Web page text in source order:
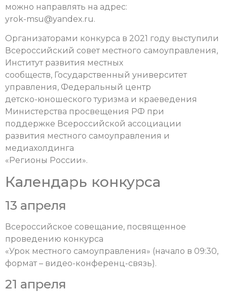
можно направлять на адрес:
yrok-msu@yandex.ru.
Организаторами конкурса в 2021 году выступили
Всероссийский совет местного самоуправления,
Институт развития местных
сообществ, Государственный университет
управления, Федеральный центр
детско-юношеского туризма и краеведения
Министерства просвещения РФ при
поддержке Всероссийской ассоциации
развития местного самоуправления и
медиахолдинга
«Регионы России».
Календарь конкурса
13 апреля
Всероссийское совещание, посвященное
проведению конкурса
«Урок местного самоуправления» (начало в 09:30,
формат – видео-конференц-связь).
21 апреля